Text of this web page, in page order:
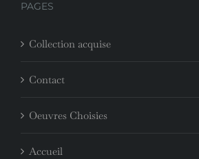
PAGES
Collection acquise
Contact
Oeuvres Choisies
Accueil